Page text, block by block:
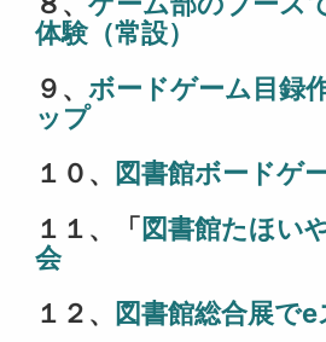
体験（常設）
９、ボードゲーム目録
ップ
１０、
図書館ボードゲ
１１、「図書館たほい
会
１２、
図書館総合展で